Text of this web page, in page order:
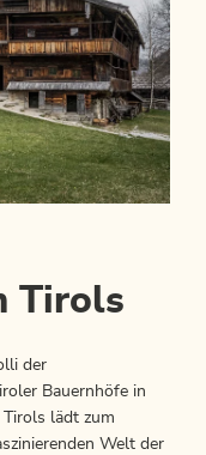
Tirols
der
Bauernhöfe in
Tirols lädt zum
Welt der